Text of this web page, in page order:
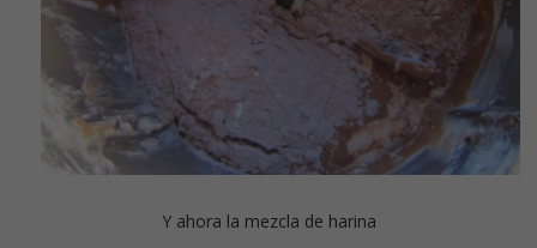
Y ahora la mezcla de harina